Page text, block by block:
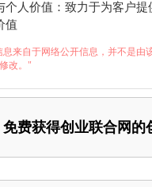
个人价值：致力于为客户
值
来自于网络公开信息，并不是由
改。"
免费获得创业联合网的